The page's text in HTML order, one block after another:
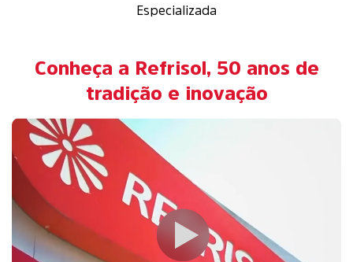
Especializada
Conheça a Refrisol, 50 anos de
tradição e inovação